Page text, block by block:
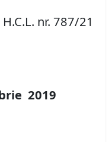
nr. 787/21
2019